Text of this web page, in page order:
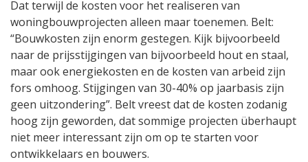
Dat terwijl de kosten voor het realiseren van
woningbouwprojecten alleen maar toenemen. Belt:
“Bouwkosten zijn enorm gestegen. Kijk bijvoorbeeld
naar de prijsstijgingen van bijvoorbeeld hout en staal,
maar ook energiekosten en de kosten van arbeid zijn
fors omhoog. Stijgingen van 30-40% op jaarbasis zijn
geen uitzondering”. Belt vreest dat de kosten zodanig
hoog zijn geworden, dat sommige projecten überhaupt
niet meer interessant zijn om op te starten voor
ontwikkelaars en bouwers.